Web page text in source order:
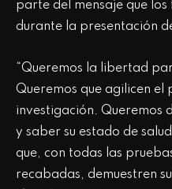
parte del mensaje que
durante la presentación
“Queremos la libertad
Queremos que agilicen el
investigación. Queremos
y saber su estado de
que, con todas las
recabadas, demuestren